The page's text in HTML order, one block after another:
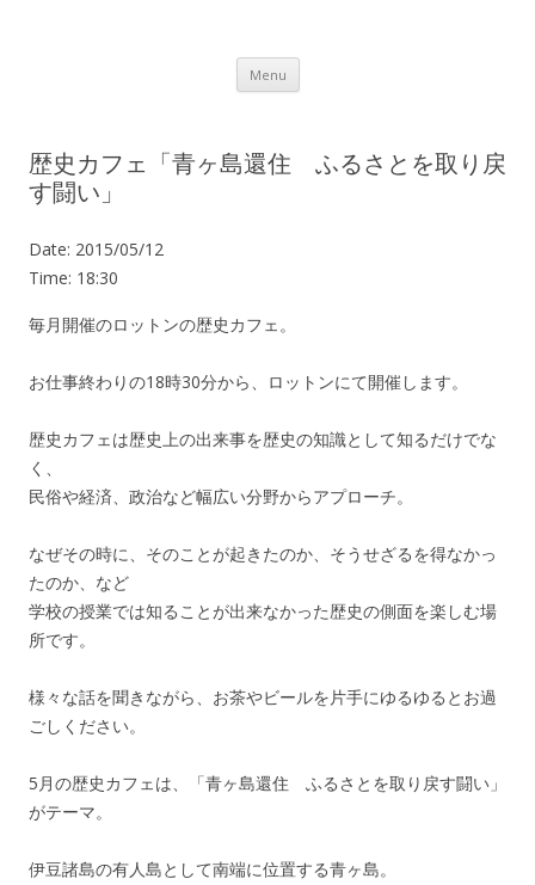
Menu Skip to content
歴史カフェ「青ヶ島還住 ふるさとを取り戻
す闘い」
Date: 2015/05/12
Time: 18:30
毎月開催のロットンの歴史カフェ。
お仕事終わりの18時30分から、ロットンにて開催します。
歴史カフェは歴史上の出来事を歴史の知識として知るだけでな
く、
民俗や経済、政治など幅広い分野からアプローチ。
なぜその時に、そのことが起きたのか、そうせざるを得なかっ
たのか、など
学校の授業では知ることが出来なかった歴史の側面を楽しむ場
所です。
様々な話を聞きながら、お茶やビールを片手にゆるゆるとお過
ごしください。
5月の歴史カフェは、「青ヶ島還住 ふるさとを取り戻す闘い」
がテーマ。
伊豆諸島の有人島として南端に位置する青ヶ島。